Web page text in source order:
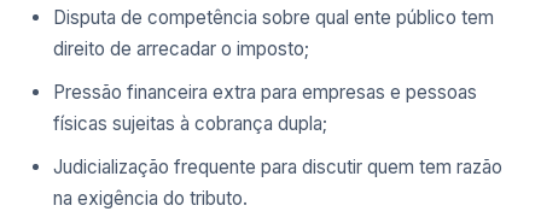
Disputa de competência sobre qual ente público tem
direito de arrecadar o imposto;
Pressão financeira extra para empresas e pessoas
físicas sujeitas à cobrança dupla;
Judicialização frequente para discutir quem tem razão
na exigência do tributo.